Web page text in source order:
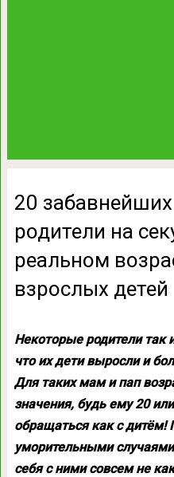
20 забавнейших
родители на
реальном
взрослых детей
Некоторые родители так
что их дети выросли и
Для таких мам и пап
значения, будь ему 20
обращаться как с дитём!
уморительными
себя с ними совсем не